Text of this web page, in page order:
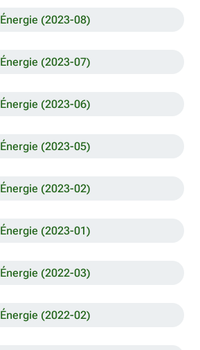
Énergie (2023-08)
Énergie (2023-07)
Énergie (2023-06)
Énergie (2023-05)
Énergie (2023-02)
Énergie (2023-01)
Énergie (2022-03)
Énergie (2022-02)